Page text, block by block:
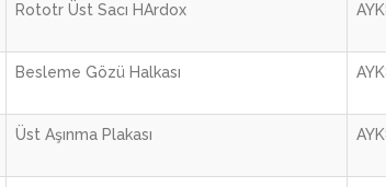
Rototr Üst Sacı HArdox
Besleme Gözü Halkası
Üst Aşınma Plakası